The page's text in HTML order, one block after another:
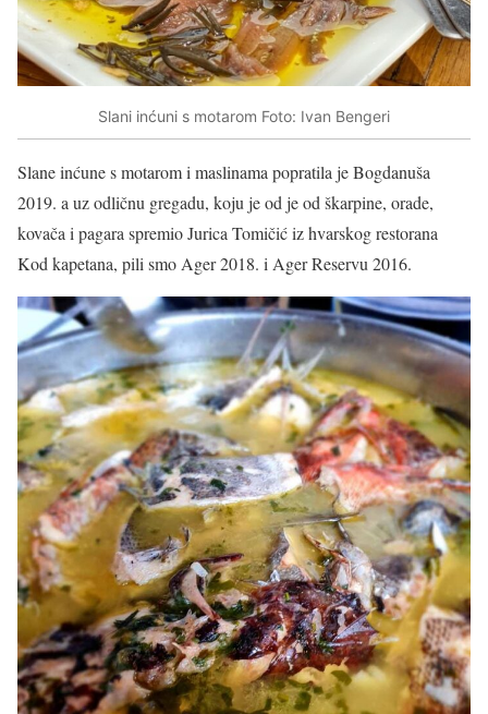
Slani inćuni s motarom Foto: Ivan Bengeri
Slane inćune s motarom i maslinama popratila je Bogdanuša
2019. a uz odličnu gregadu, koju je od je od škarpine, orade,
kovača i pagara spremio Jurica Tomičić iz hvarskog restorana
Kod kapetana, pili smo Ager 2018. i Ager Reservu 2016.